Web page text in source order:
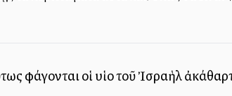
φάγονται οἱ υἱοὶ τοῦ Ἰσραὴλ